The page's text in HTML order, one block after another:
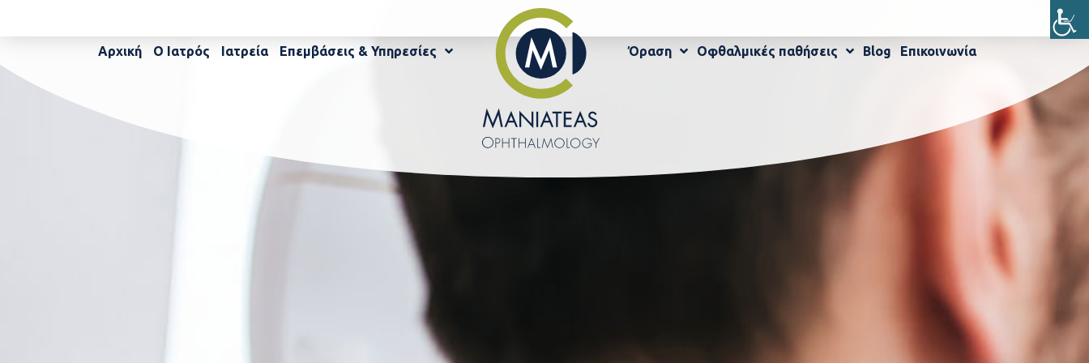
Αρχική Ο Ιατρός Ιατρεία Επεμβάσεις & Υπηρεσίες Όραση Οφθαλμικές παθήσεις Blog Επικοινωνία